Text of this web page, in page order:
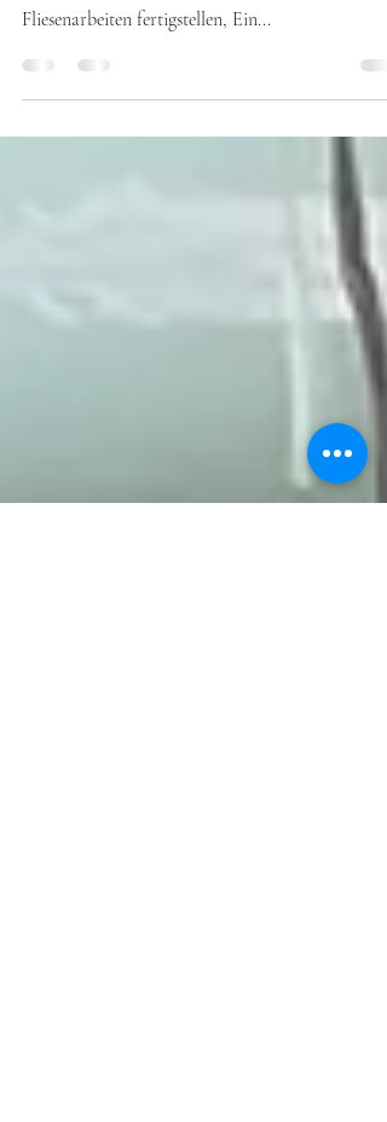
2024-09-21 Fertig gefliest
Ein weiterer Meilenstein ist erreicht. Kurz nach der
sehr intensiven Hochweasserwoche konnte wir die